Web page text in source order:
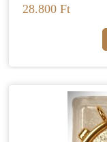
28.800 Ft